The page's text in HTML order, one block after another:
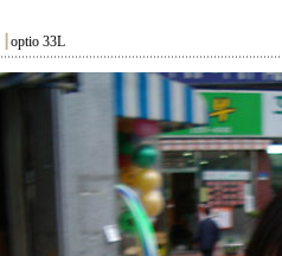
optio 33L